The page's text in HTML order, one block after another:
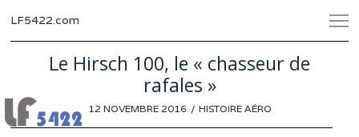
LF5422.com
Le Hirsch 100, le « chasseur de
rafales »
POSTED
12 NOVEMBRE 2016 HISTOIRE AÉRO